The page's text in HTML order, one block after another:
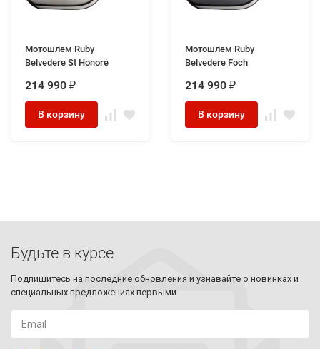
Мотошлем Ruby
Belvedere St Honoré
214 990 ₽
В корзину
Мотошлем Ruby
Belvedere Foch
214 990 ₽
В корзину
Будьте в курсе
Подпишитесь на последние обновления и узнавайте о новинках и
специальных предложениях первыми